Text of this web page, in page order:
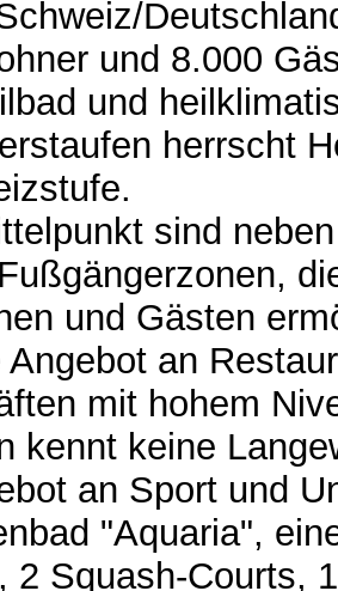
und 8.000
und
herrscht
sind
und Gästen
Angebot an
mit hohem
kennt keine
an Sport und
"Aquaria",
2 Squash-Courts,